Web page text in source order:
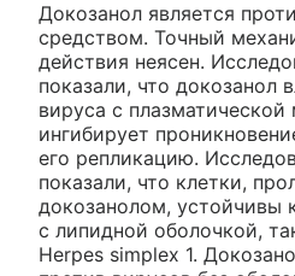
Докозанол является
средством. Точный
действия неясен.
показали, что докозанол
вируса с
ингибирует
его репликацию.
показали, что клетки,
докозанолом, устойчивы
с липидной оболочкой,
Herpes simplex 1.